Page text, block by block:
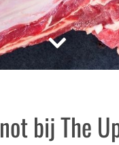
bij The